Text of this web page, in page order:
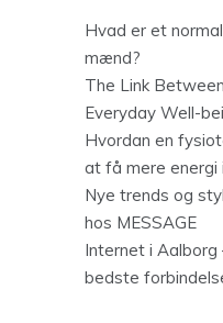
Hvad er et
mænd?
The Link
Everyday Well-
Hvordan en
at få mere energi
Nye trends og
hos MESSAGE
Internet i Aalborg
bedste